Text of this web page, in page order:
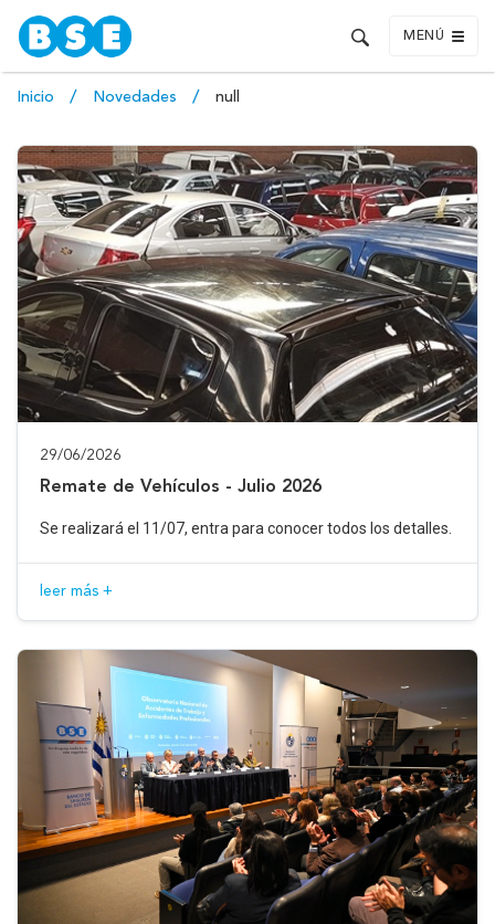
MENÚ
Inicio Novedades null
29/06/2026
Remate de Vehículos - Julio 2026
Se realizará el 11/07, entra para conocer todos los detalles.
leer más +